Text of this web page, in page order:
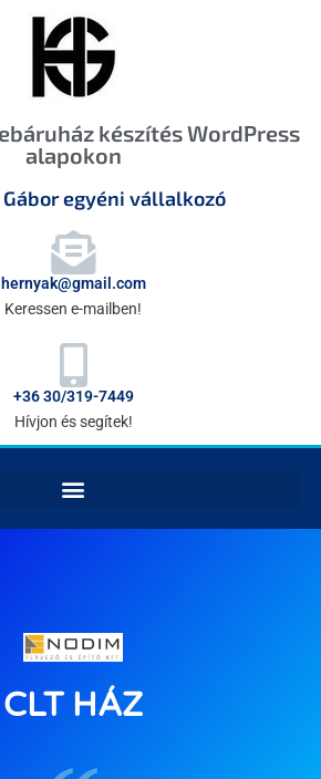
készítés WordPress
alapokon
egyéni vállalkozó
hernyak@gmail.com
Keressen e-mailben!
+36 30/319-7449
Hívjon és segítek!
CLT HÁZ